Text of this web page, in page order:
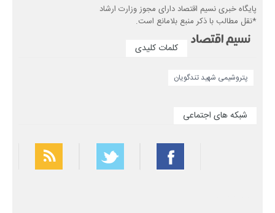
پایگاه خبری نسیم اقتصاد دارای مجوز وزارت ارشاد
*نقل مطالب با ذکر منبع بلامانع است.
کلمات کلیدی
پتروشیمی شهید تندگویان
شبکه های اجتماعی